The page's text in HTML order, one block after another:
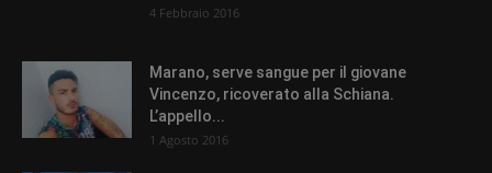
4 Febbraio 2016
Marano, serve sangue per il giovane
Vincenzo, ricoverato alla Schiana.
L’appello...
1 Agosto 2016